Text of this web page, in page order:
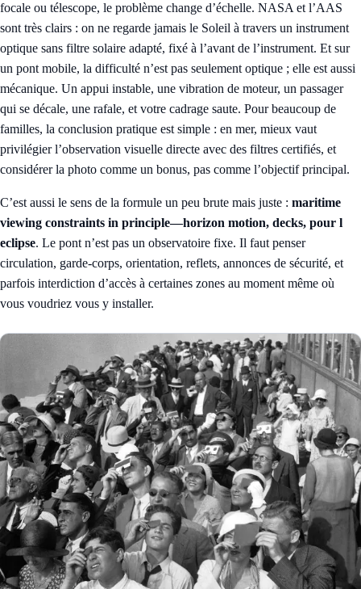
focale ou télescope, le problème change d’échelle. NASA et l’AAS
sont très clairs : on ne regarde jamais le Soleil à travers un instrument
optique sans filtre solaire adapté, fixé à l’avant de l’instrument. Et sur
un pont mobile, la difficulté n’est pas seulement optique ; elle est aussi
mécanique. Un appui instable, une vibration de moteur, un passager
qui se décale, une rafale, et votre cadrage saute. Pour beaucoup de
familles, la conclusion pratique est simple : en mer, mieux vaut
privilégier l’observation visuelle directe avec des filtres certifiés, et
considérer la photo comme un bonus, pas comme l’objectif principal.
C’est aussi le sens de la formule un peu brute mais juste : maritime
viewing constraints in principle—horizon motion, decks, pour l
eclipse. Le pont n’est pas un observatoire fixe. Il faut penser
circulation, garde-corps, orientation, reflets, annonces de sécurité, et
parfois interdiction d’accès à certaines zones au moment même où
vous voudriez vous y installer.